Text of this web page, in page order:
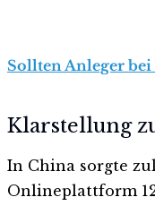
Sollten Anleger bei
Klarstellung
In China sorgte
Onlineplattform